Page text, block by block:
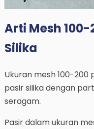
Arti Mesh
Silika
Ukuran mesh 100-200
pasir silika dengan
seragam.
Pasir dalam ukuran